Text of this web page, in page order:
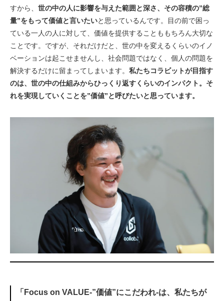
すから、 世の中の人に影響を与えた範囲と深さ、その容積の”総
量”をもって価値と言いたいと思っているんです。目の前で困っ
ている一人の人に対して、価値を提供することももちろん大切な
ことです。ですが、それだけだと、世の中を変えるくらいのイノ
ベーションは起こせませんし、社会問題ではなく、個人の問題を
解決するだけに留まってしまいます。 私たちコラビットが目指す
のは、世の中の仕組みからひっくり返すくらいのインパクト。そ
れを実現していくことを”価値”と呼びたいと思っています。
「Focus on VALUE-”価値”にこだわれ-は、私たちが